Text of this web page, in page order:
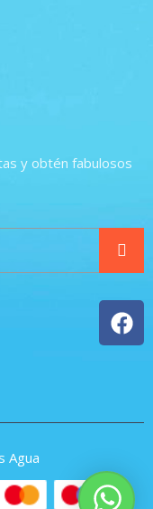
y obtén fabulosos
Agua